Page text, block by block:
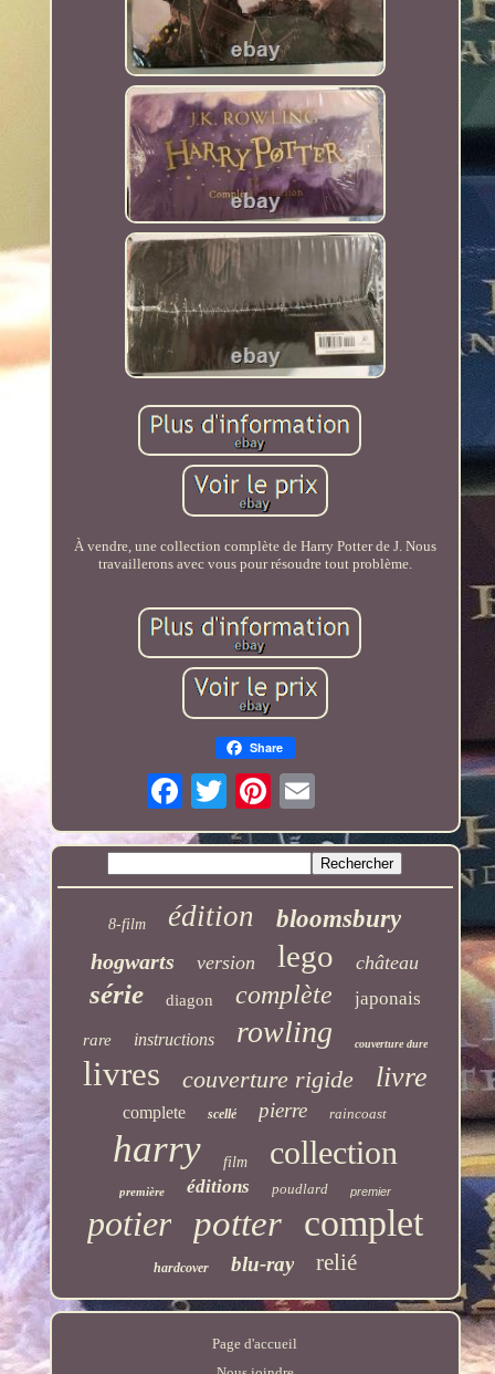
À vendre, une collection complète de Harry Potter de J. Nous
travaillerons avec vous pour résoudre tout problème.
Share
8-film édition bloomsbury
hogwarts version lego château
série diagon complète japonais
rare instructions rowling couverture dure
livres couverture rigide livre
complete scellé pierre raincoast
harry film collection
première éditions poudlard premier
potier potter complet
hardcover blu-ray relié
Page d'accueil